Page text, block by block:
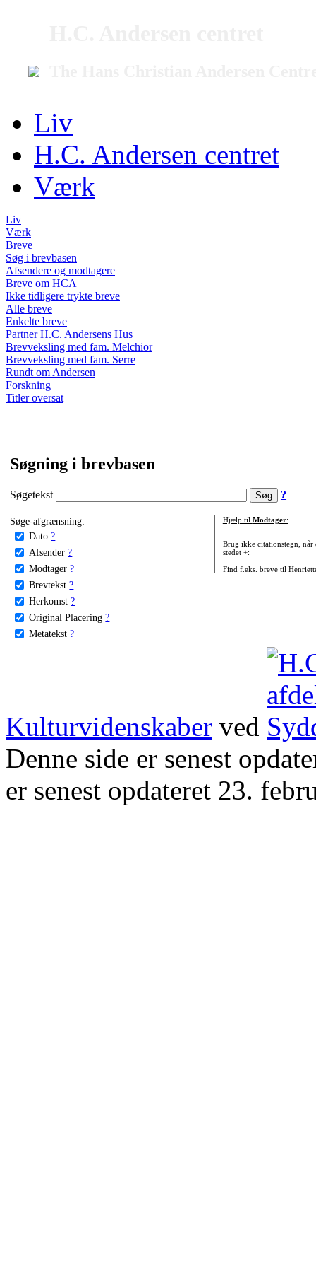
Liv
H.C. Andersen centret
Værk
Liv
Værk
Breve
Søg i brevbasen
Afsendere og modtagere
Breve om HCA
Ikke tidligere trykte breve
Alle breve
Enkelte breve
Partner H.C. Andersens Hus
Brevveksling med fam. Melchior
Brevveksling med fam. Serre
Rundt om Andersen
Forskning
Titler oversat
Søgning i brevbasen
Søgetekst ?
Søge-afgrænsning:
Dato ?
Afsender ?
Modtager ?
Brevtekst ?
Herkomst ?
Original Placering ?
Metatekst ?
Hjælp til Modtager:
Brug ikke citationstegn, når
stedet +:
Find f.eks. breve til
Kulturvidenskaber ved
Denne side er senest
er senest opdateret 23.